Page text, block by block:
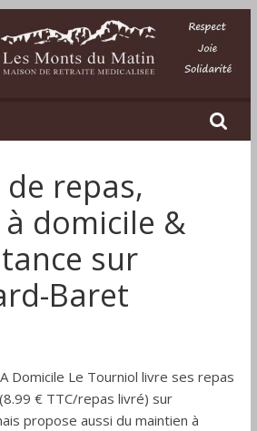
repas,
domicile &
sur
Baret
Domicile Le Tourniol livre ses repas
€ TTC/repas livré) sur
propose aussi du maintien à